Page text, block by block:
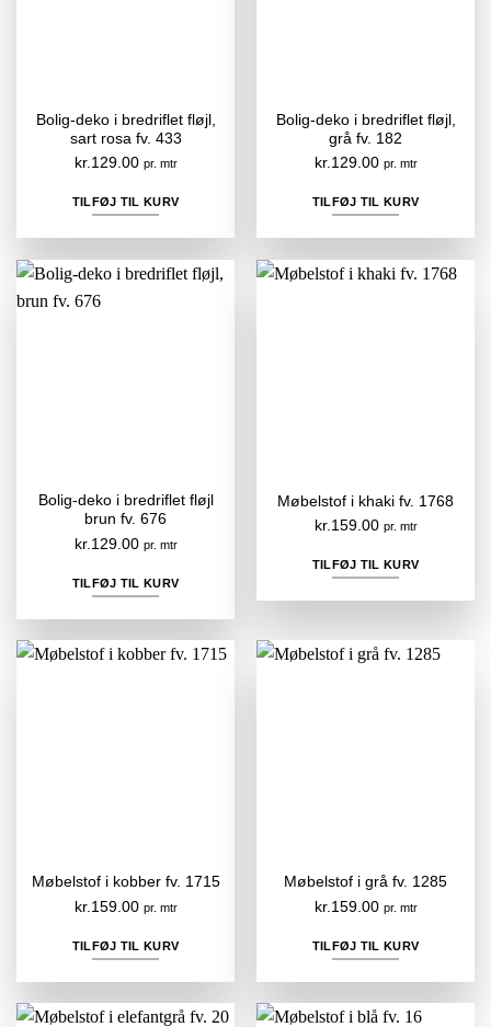
Bolig-deko i bredriflet fløjl,
sart rosa fv. 433
kr.129.00 pr. mtr
TILFØJ TIL KURV
Bolig-deko i bredriflet fløjl,
grå fv. 182
kr.129.00 pr. mtr
TILFØJ TIL KURV
Bolig-deko i bredriflet fløjl
brun fv. 676
kr. 129.00 pr. mtr
TILFØJ TIL KURV
Møbelstof i khaki fv. 1768
kr.159.00 pr. mtr
TILFØJ TIL KURV
Møbelstof i kobber fv. 1715
kr. 159.00 pr. mtr
TILFØJ TIL KURV
Møbelstof i grå fv. 1285
kr. 159.00 pr. mtr
TILFØJ TIL KURV